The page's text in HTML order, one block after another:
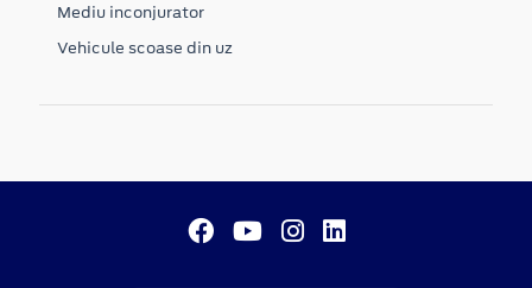
Mediu inconjurator
Vehicule scoase din uz